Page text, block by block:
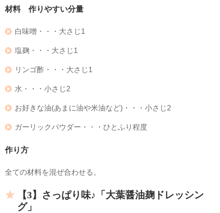
材料 作りやすい分量
白味噌・・・大さじ1
塩麹・・・大さじ1
リンゴ酢・・・大さじ1
水・・・小さじ2
お好きな油(あまに油や米油など)・・・小さじ2
ガーリックパウダー・・・ひとふり程度
作り方
全ての材料を混ぜ合わせる。
【3】さっぱり味♪「大葉醤油麹ドレッシン
グ」